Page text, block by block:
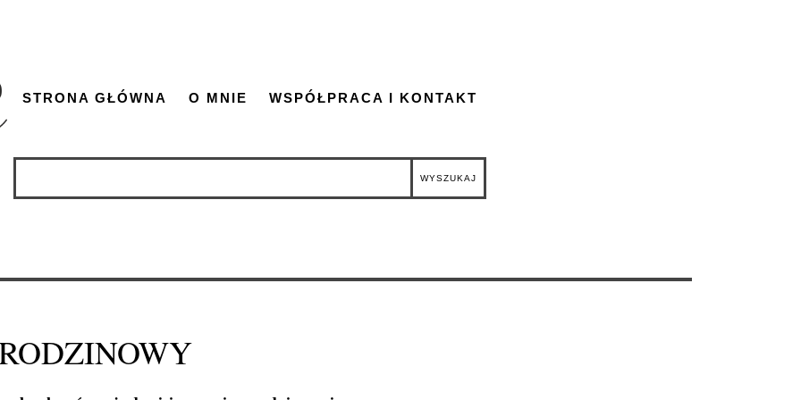
STRONA GŁÓWNA O MNIE WSPÓŁPRACA I KONTAKT